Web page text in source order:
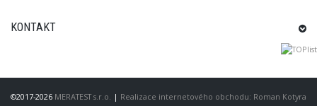
KONTAKT
©2017-2026 MERATEST s.r.o. | Realizace internetového obchodu: Roman Kotyra